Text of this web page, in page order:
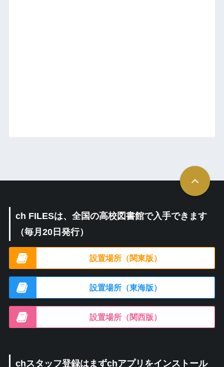
ch FILESは、全国の高校図書館で入手できます
（毎月20日発行）
設置場所（関東版）
設置場所（東海版）
設置場所（関西版）
chスタッフ登録はまずchアプリをインストール